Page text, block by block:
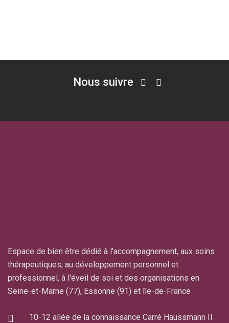
Nous suivre
Espace de bien être dédié à l'accompagnement, aux soins
thérapeutiques, au développement personnel et
professionnel, à l'éveil de soi et des organisations en
Seine-et-Marne (77), Essonne (91) et île-de-France
10-12 allée de la connaissance Carré Haussmann II